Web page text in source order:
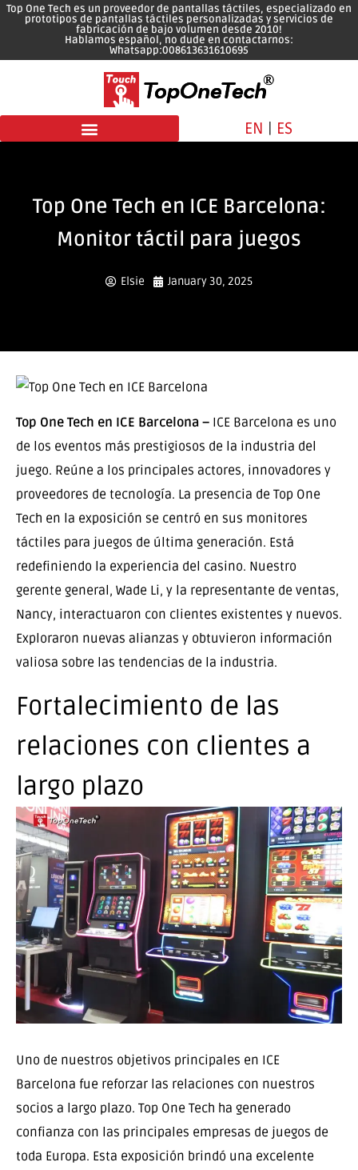
Top One Tech es un proveedor de pantallas táctiles, especializado en
prototipos de pantallas táctiles personalizadas y servicios de
fabricación de bajo volumen desde 2010!
Hablamos español, no dude en contactarnos:
Whatsapp:008613631610695
EN ES
Top One Tech en ICE Barcelona:
Monitor táctil para juegos
Elsie January 30, 2025
Top One Tech en ICE Barcelona – ICE Barcelona es uno
de los eventos más prestigiosos de la industria del
juego. Reúne a los principales actores, innovadores y
proveedores de tecnología. La presencia de Top One
Tech en la exposición se centró en sus monitores
táctiles para juegos de última generación. Está
redefiniendo la experiencia del casino. Nuestro
gerente general, Wade Li, y la representante de ventas,
Nancy, interactuaron con clientes existentes y nuevos.
Exploraron nuevas alianzas y obtuvieron información
valiosa sobre las tendencias de la industria.
Fortalecimiento de las
relaciones con clientes a
largo plazo
Uno de nuestros objetivos principales en ICE
Barcelona fue reforzar las relaciones con nuestros
socios a largo plazo. Top One Tech ha generado
confianza con las principales empresas de juegos de
toda Europa. Esta exposición brindó una excelente